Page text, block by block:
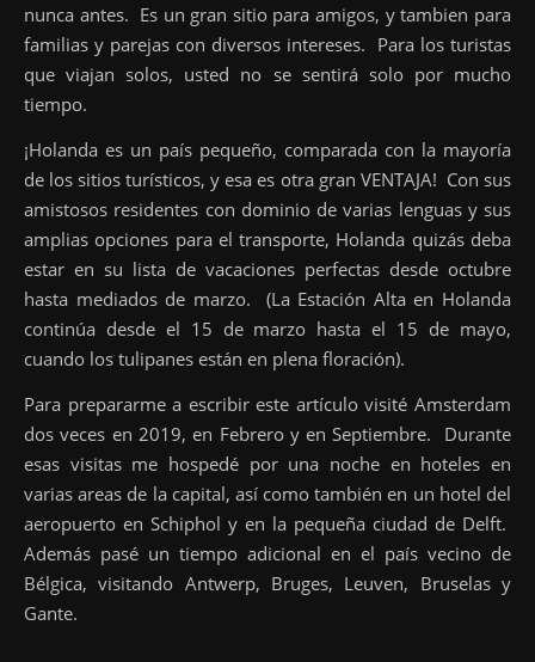
nunca antes. Es un gran sitio para amigos, y tambien para
familias y parejas con diversos intereses. Para los turistas
que viajan solos, usted no se sentirá solo por mucho
tiempo.
¡Holanda es un país pequeño, comparada con la mayoría
de los sitios turísticos, y esa es otra gran VENTAJA! Con sus
amistosos residentes con dominio de varias lenguas y sus
amplias opciones para el transporte, Holanda quizás deba
estar en su lista de vacaciones perfectas desde octubre
hasta mediados de marzo. (La Estación Alta en Holanda
continúa desde el 15 de marzo hasta el 15 de mayo,
cuando los tulipanes están en plena floración).
Para prepararme a escribir este artículo visité Amsterdam
dos veces en 2019, en Febrero y en Septiembre. Durante
esas visitas me hospedé por una noche en hoteles en
varias areas de la capital, así como también en un hotel del
aeropuerto en Schiphol y en la pequeña ciudad de Delft.
Además pasé un tiempo adicional en el país vecino de
Bélgica, visitando Antwerp, Bruges, Leuven, Bruselas y
Gante.